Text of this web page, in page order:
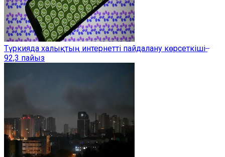
Түркияда халықтың интернетті пайдалану көрсеткіші ̶
92,3 пайыз